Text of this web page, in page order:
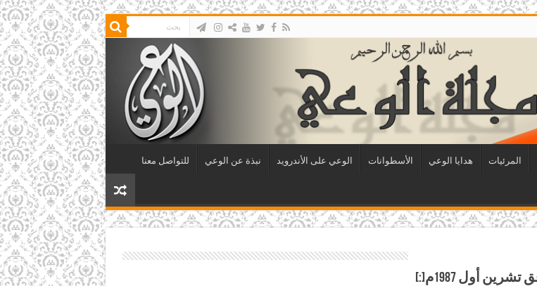
المرئيات هدايا الوعي الأسطوانات الوعي على الأندرويد نبذة عن الوعي للتواصل معنا